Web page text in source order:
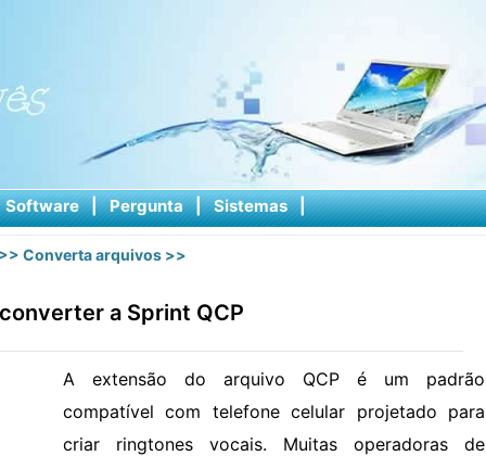
Software | Pergunta | Sistemas |
>> Converta arquivos >>
a Sprint QCP
A extensão do arquivo QCP é um padrão
compatível com telefone celular projetado para
criar ringtones vocais. Muitas operadoras de